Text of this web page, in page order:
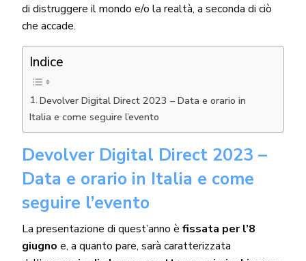
di distruggere il mondo e/o la realtà, a seconda di ciò
che accade.
Indice
Devolver Digital Direct 2023 – Data e orario in
Italia e come seguire l’evento
Devolver Digital Direct 2023 –
Data e orario in Italia e come
seguire l’evento
La presentazione di quest’anno èfissata per l’8
giugno e, a quanto pare, sarà caratterizzata